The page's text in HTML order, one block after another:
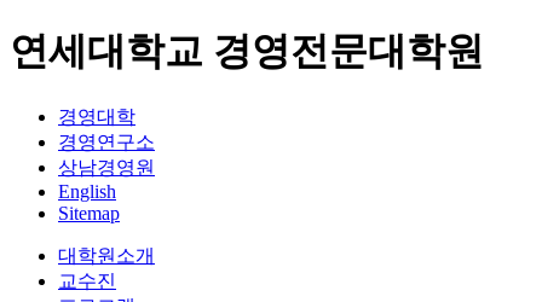
연세대학교 경영전문대학원
경영대학
경영연구소
상남경영원
English
Sitemap
대학원소개
교수진